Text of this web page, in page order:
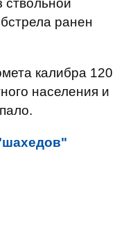
ствольной
ранен
калибра 120
населения и